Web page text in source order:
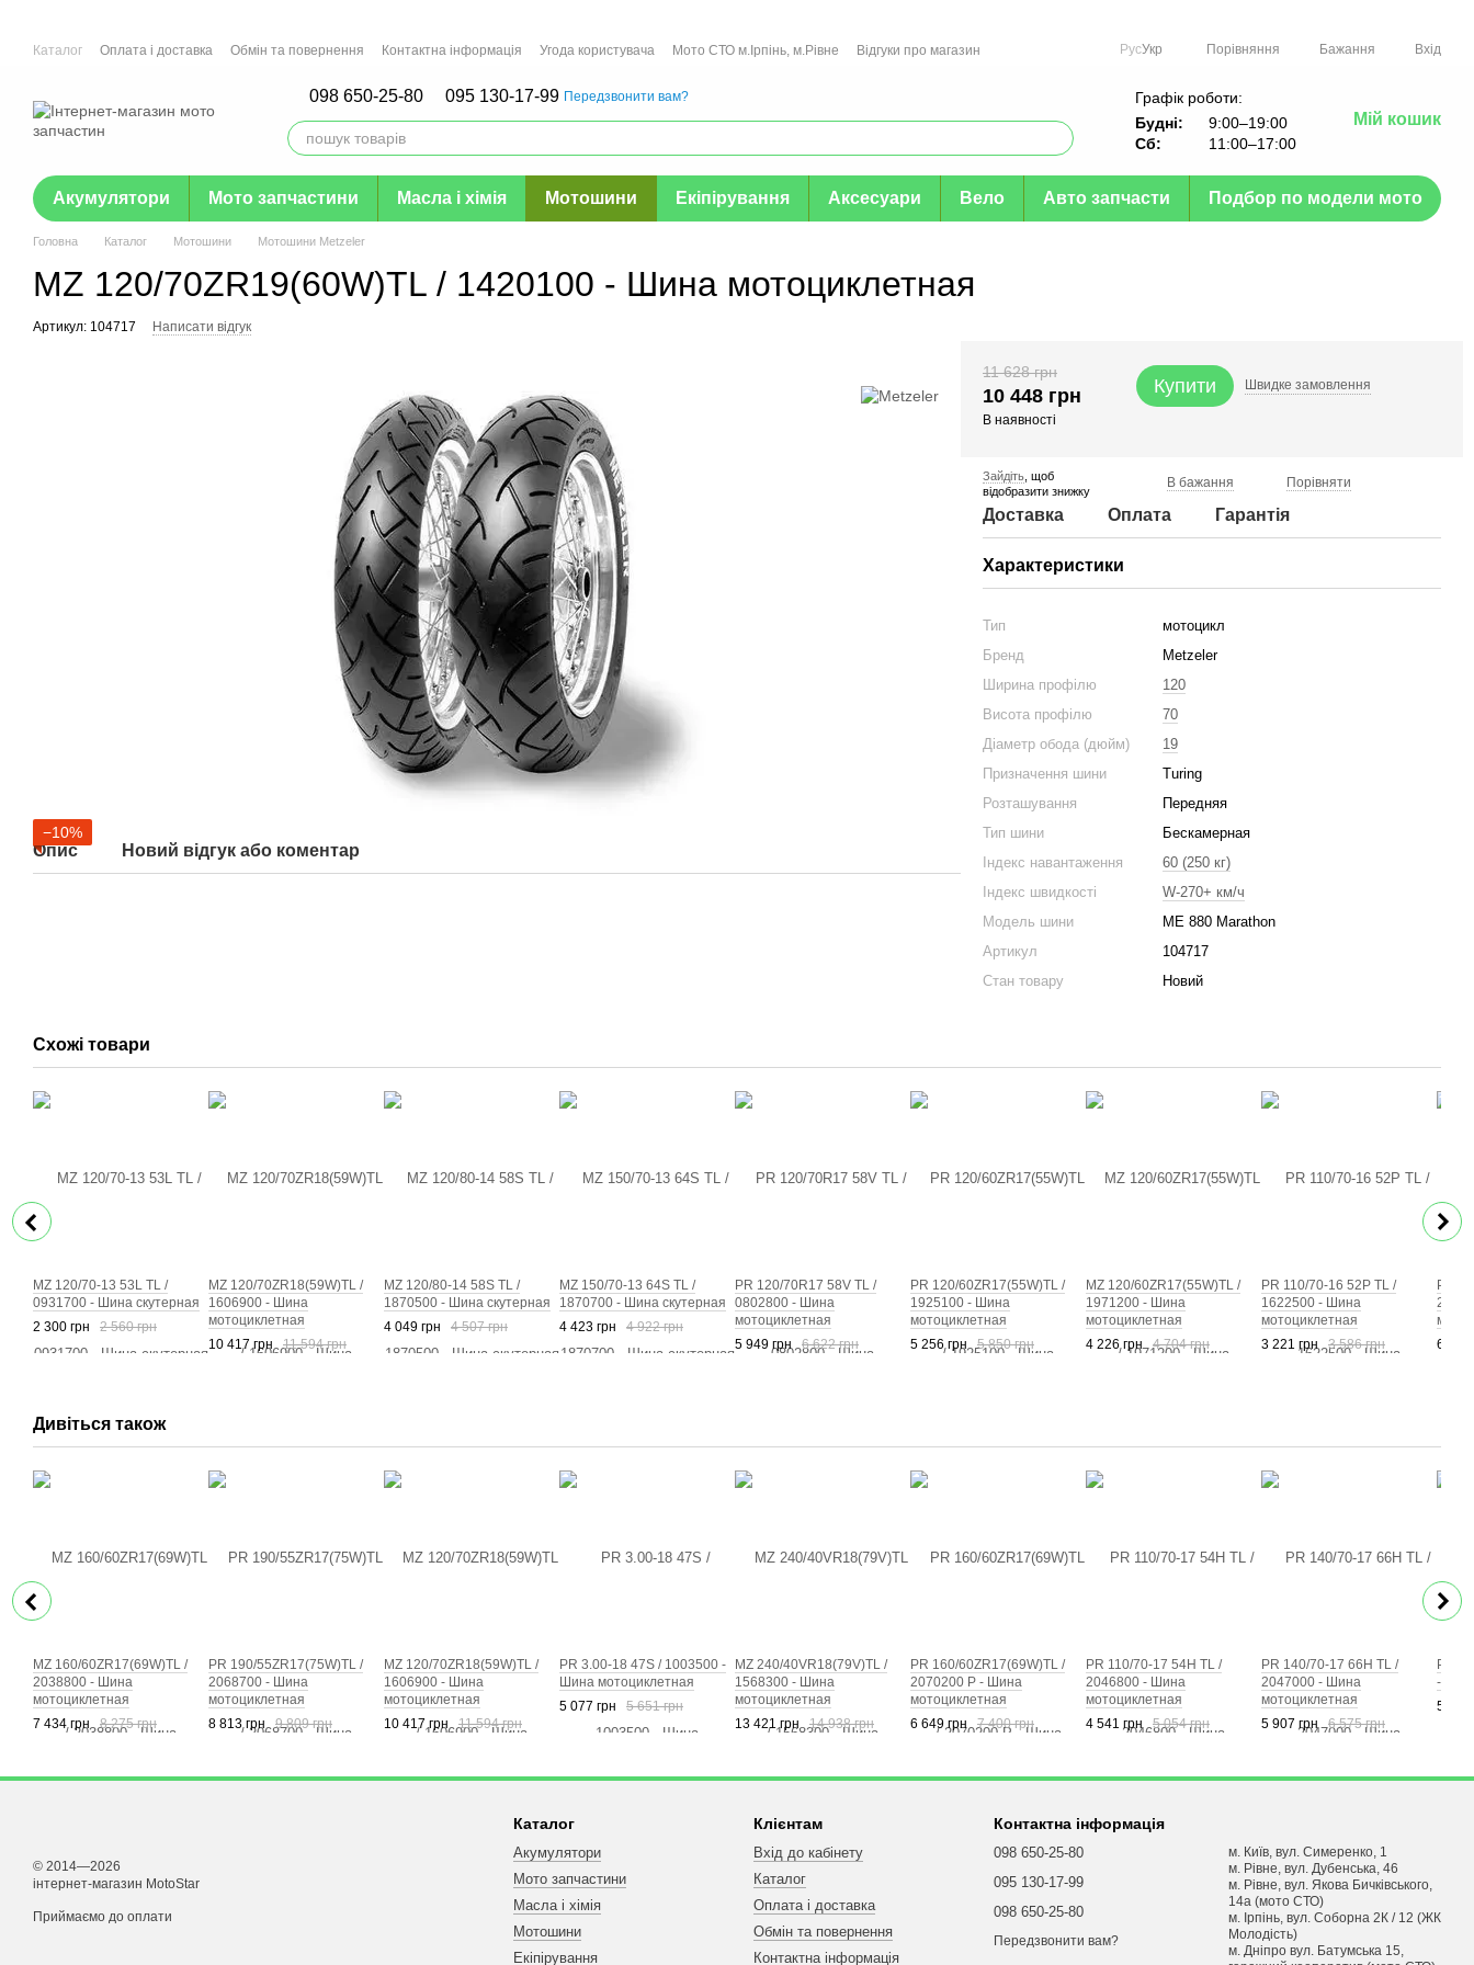
Каталог Оплата і доставка Обмін та повернення Контактна інформація Угода користувача Мото СТО м.Ірпінь, м.Рівне
Відгуки про магазин
РусУкр Порівняння Бажання Вхід
098 650-25-80 095 130-17-99 Передзвонити вам?
Графік роботи:
Будні:
9:00–19:00
Сб:
11:00–17:00
Мій кошик
Акумулятори Мото запчастини Масла і хімія Мотошини Екіпірування Аксесуари Вело Авто запчасти Подбор по модели мото
Головна Каталог Мотошини Мотошини Metzeler
MZ 120/70ZR19(60W)TL / 1420100 - Шина мотоциклетная
Артикул: 104717 Написати відгук
−10%
Опис Новий відгук або коментар
11 628 грн
10 448 грн
В наявності
Купити Швидке замовлення
Зайдіть , щоб
відобразити знижку
В бажання Порівняти
Доставка Оплата Гарантія
Характеристики
Тип
мотоцикл
Бренд
Metzeler
Ширина профілю
120
Висота профілю
70
Діаметр обода (дюйм)
19
Призначення шини
Turing
Розташування
Передняя
Тип шини
Бескамерная
Індекс навантаження
60 (250 кг)
Індекс швидкості
W-270+ км/ч
Модель шини
ME 880 Marathon
Артикул
104717
Стан товару
Новий
Схожі товари
MZ 120/70-13 53L TL /
0931700 - Шина скутерная
2 300 грн
2 560 грн
MZ 120/70ZR18(59W)TL /
1606900 - Шина
мотоциклетная
10 417 грн
11 594 грн
MZ 120/80-14 58S TL /
1870500 - Шина скутерная
4 049 грн
4 507 грн
MZ 150/70-13 64S TL /
1870700 - Шина скутерная
4 423 грн
4 922 грн
PR 120/70R17 58V TL /
0802800 - Шина
мотоциклетная
5 949 грн
6 622 грн
PR 120/60ZR17(55W)TL /
1925100 - Шина
мотоциклетная
5 256 грн
5 850 грн
MZ 120/60ZR17(55W)TL /
1971200 - Шина
мотоциклетная
4 226 грн
4 704 грн
PR 110/70-16 52P TL /
1622500 - Шина
мотоциклетная
3 221 грн
3 586 грн
PR
6 610
Дивіться також
MZ 160/60ZR17(69W)TL /
2038800 - Шина
мотоциклетная
7 434 грн
8 275 грн
PR 190/55ZR17(75W)TL /
2068700 - Шина
мотоциклетная
8 813 грн
9 809 грн
MZ 120/70ZR18(59W)TL /
1606900 - Шина
мотоциклетная
10 417 грн
11 594 грн
PR 3.00-18 47S / 1003500 -
Шина мотоциклетная
5 077 грн
5 651 грн
MZ 240/40VR18(79V)TL /
1568300 - Шина
мотоциклетная
13 421 грн
14 938 грн
PR 160/60ZR17(69W)TL /
2070200 Р - Шина
мотоциклетная
6 649 грн
7 400 грн
PR 110/70-17 54H TL /
2046800 - Шина
мотоциклетная
4 541 грн
5 054 грн
PR 140/70-17 66H TL /
2047000 - Шина
мотоциклетная
5 907 грн
6 575 грн
PR
-
5 282
© 2014—2026
інтернет-магазин MotoStar
Приймаємо до оплати
Каталог
Акумулятори
Мото запчастини
Масла і хімія
Мотошини
Екіпірування
Клієнтам
Вхід до кабінету
Каталог
Оплата і доставка
Обмін та повернення
Контактна інформація
Контактна інформація
098 650-25-80
095 130-17-99
098 650-25-80
Передзвонити вам?
м. Київ, вул. Симеренко, 1
м. Рівне, вул. Дубенська, 46
м. Рівне, вул. Якова Бичківського,
14а (мото СТО)
м. Ірпінь, вул. Соборна 2К / 12 (ЖК
Молодість)
м. Днiпро вул. Батумська 15,